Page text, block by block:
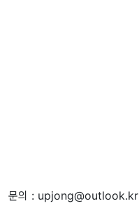
문의 : upjong@outlook.kr